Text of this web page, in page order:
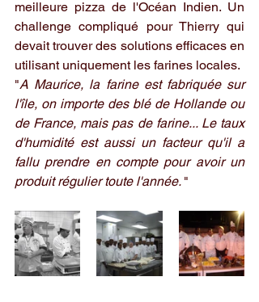
meilleure pizza de l'Océan Indien. ​Un
challenge compliqué pour Thierry qui
devait trouver des solutions efficaces en
utilisant uniquement les farines locales.
"A Maurice, la farine est fabriquée sur
l'île, on importe des blé de Hollande ou
de France, mais pas de farine... Le taux
d'humidité est aussi un facteur qu'il a
fallu prendre en compte pour avoir un
produit régulier toute l'année. "